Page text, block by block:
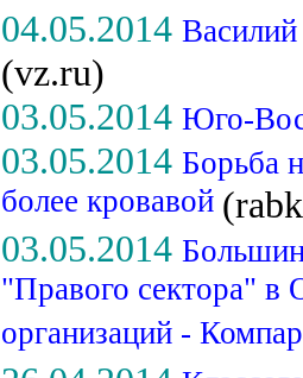
04.05.2014
(vz.ru)
03.05.2014 Юго-
03.05.2014 Борьба
более кровавой
03.05.2014
"Правого сектора" в
организаций -